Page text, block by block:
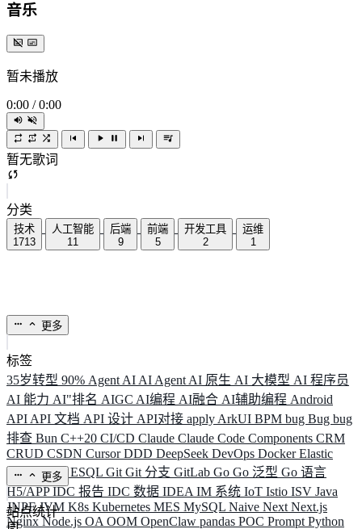
音乐
暂未播放
0:00 / 0:00
暂无歌词
分类
技术
1713
人工智能
11
后端
9
前端
5
开发工具
2
运维
1
更多
标签
35岁转型 90% Agent AI AI Agent AI 原生 AI 大模型 AI 程序员
AI 能力 AI"排名 AIGC AI编程 AI融合 AI辅助编程 Android
API API 文档 API 设计 API对接 apply ArkUI BPM bug Bug bug
排查 Bun C++20 CI/CD Claude Claude Code Components CRM
CRUD CSDN CursorDDD DeepSeek DevOps DockerElastic
ELK ElysiaESQL Git Git 分支 GitLab Go Go 泛型 Go 语言
H5/APPIDC 报告 IDC 数据 IDEA IM 系统 IoT Istio ISV Java
JNPFJVM K8s Kubernetes MES MySQL Naive Next Next.js
NginxNode.js OA OOM OpenClaw pandas POC Prompt Python
更多
站点统计